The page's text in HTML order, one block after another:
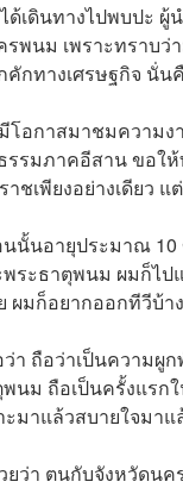
ด้เดินทางไปพบปะ
พนม เพราะทราบ
คักทางเศรษฐกิจ นั่
โอกาสมาชมความ
รมภาคอีสาน ขอให้
ชเพียงอย่างเดียว
นนั้นอายุประมาณ
ะธาตุพนม ผมก็ไปแ
มก็อยากออกทีวีบ้า
า ถือว่าเป็นความผู
นม ถือเป็นครั้งแรก
มาแล้วสบายใจมา
ยว่า ตนกับจังหวัดน